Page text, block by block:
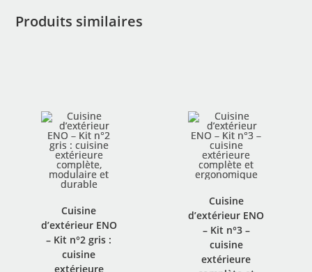
Produits similaires
Cuisine
d’extérieur ENO
– Kit n°2 gris :
cuisine
extérieure
Cuisine
d’extérieur ENO
– Kit n°3 –
cuisine
extérieure